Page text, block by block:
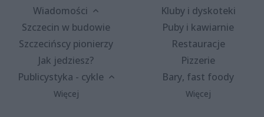
Wiadomości
Szczecin w budowie
Szczecińscy pionierzy
Jak jedziesz?
Publicystyka - cykle
Więcej
Kluby i dyskoteki
Puby i kawiarnie
Restauracje
Pizzerie
Bary, fast foody
Więcej